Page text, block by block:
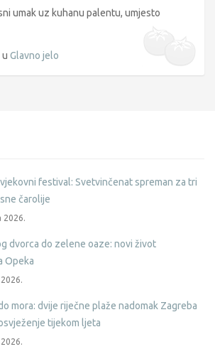
umak uz kuhanu palentu, umjesto
u Glavno jelo
festival: Svetvinčenat spreman za tri
čarolije
2026.
dvorca do zelene oaze: novi život
Opeka
mora: dvije riječne plaže nadomak Zagreba
tijekom ljeta